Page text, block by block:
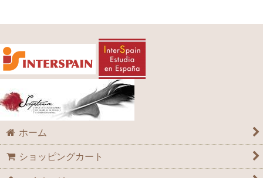
並び順:
絞り込む
ホーム
ショッピングカート